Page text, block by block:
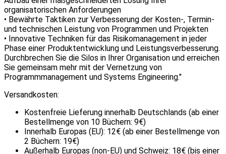
organisatorischen Anforderungen
• Bewährte Taktiken zur Verbesserung der Kosten-, Termin-
und technischen Leistung von Programmen und Projekten
• Innovative Techniken für das Risikomanagement in jeder
Phase einer Produktentwicklung und Leistungsverbesserung.
Durchbrechen Sie die Silos in Ihrer Organisation und erreichen
Sie gemeinsam mehr mit der Vernetzung von
Programmmanagement und Systems Engineering."
Versandkosten:
Kostenfreie Lieferung innerhalb Deutschlands (ab einer
Bestellmenge von 10 Büchern: 9€)
Innerhalb Europas (EU): 12€ (ab einer Bestellmenge von
2 Büchern: 19€)
Außerhalb Europas (non-EU) und Schweiz: 18€ (bis einer